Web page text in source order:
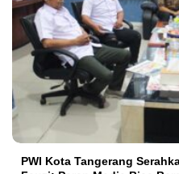
PWI Kota Tangerang